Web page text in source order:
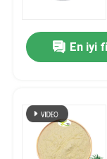
Bitki Özü Tozu
Süper Gıda Tozu
Kozmetik
En iyi